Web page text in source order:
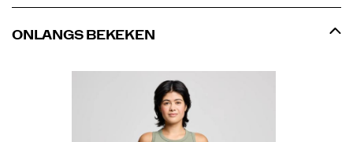
ONLANGS BEKEKEN